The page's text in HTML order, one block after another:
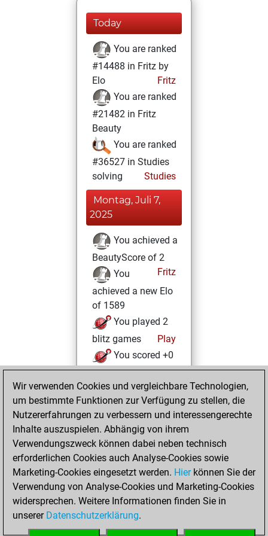
Today
You are ranked
#14488 in Fritz by
Elo
Fritz
You are ranked
#21482 in Fritz
Beauty
You are ranked
#36527 in Studies
solving
Studies
Montag, Juli 7,
2025
You achieved a
BeautyScore of 2
Fritz
You
achieved a new Elo
of 1589
You played 2
blitz games
Play
You scored +0
=0 -2 in blitz
Donnerstag, Juni
19, 2025
You created
your Studies account
Studies
Montag,
Mai 26, 2025
You created
Wir verwenden Cookies und vergleichbare Technologien,
um bestimmte Funktionen zur Verfügung zu stellen, die
Nutzererfahrungen zu verbessern und interessengerechte
Inhalte auszuspielen. Abhängig von ihrem
Verwendungszweck können dabei neben technisch
erforderlichen Cookies auch Analyse-Cookies sowie
Marketing-Cookies eingesetzt werden. Hierkönnen Sie der
Verwendung von Analyse-Cookies und Marketing-Cookies
widersprechen. Weitere Informationen finden Sie in
unserer Datenschutzerklärung.